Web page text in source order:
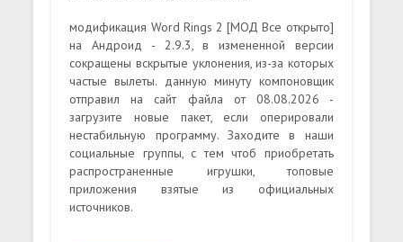
модификация Word Rings 2 [МОД Все открыто]
на Андроид - 2.9.3, в измененной версии
сокращены вскрытые уклонения, из-за которых
частые вылеты. данную минуту компоновщик
отправил на сайт файла от 08.08.2026 -
загрузите новые пакет, если оперировали
нестабильную программу. Заходите в наши
социальные группы, с тем чтоб приобретать
распространенные игрушки, топовые
приложения взятые из официальных
источников.